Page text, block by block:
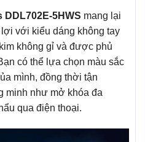
5HWS mang lại
với kiểu dáng không tay
không gỉ và được phủ
có thể lựa chọn màu sắc
mình, đồng thời tận
minh như mở khóa đa
qua điện thoại.